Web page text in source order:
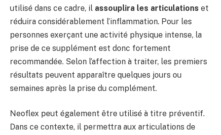
utilisé dans ce cadre, il assouplira les articulations et
réduira considérablement l’inflammation. Pour les
personnes exerçant une activité physique intense, la
prise de ce supplément est donc fortement
recommandée. Selon l’affection à traiter, les premiers
résultats peuvent apparaître quelques jours ou
semaines après la prise du complément.
Neoflex peut également être utilisé à titre préventif.
Dans ce contexte, il permettra aux articulations de